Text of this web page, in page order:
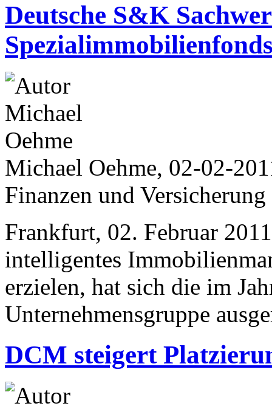
Deutsche S&K
Michael Oehme, 02-02-
Finanzen und Versicherung
Frankfurt, 02. Februar
intelligentes
erzielen, hat sich die im
Unternehmensgruppe
DCM steigert